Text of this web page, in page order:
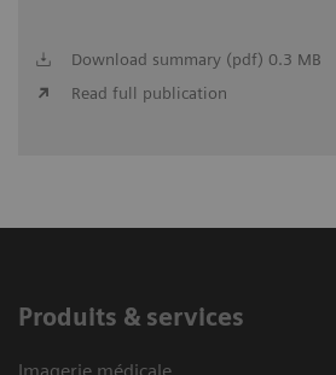
Download summary (pdf) 0.3 MB
Read full publication
Produits & services